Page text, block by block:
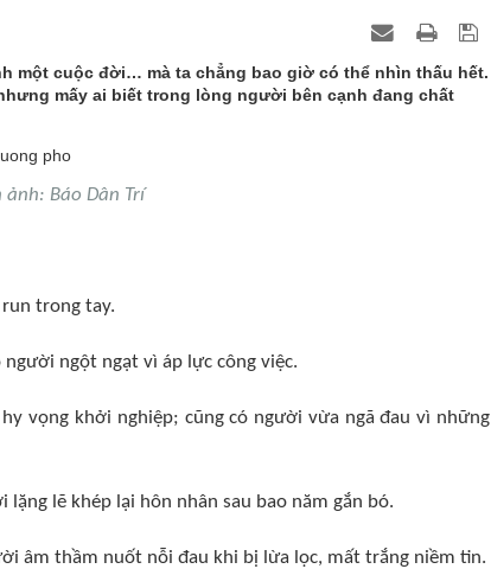
một cuộc đời… mà ta chẳng bao giờ có thể nhìn thấu hết.
mấy ai biết trong lòng người bên cạnh đang chất
Báo Dân Trí
trong tay.
ngột ngạt vì áp lực công việc.
vọng khởi nghiệp; cũng có người vừa ngã đau vì những
lẽ khép lại hôn nhân sau bao năm gắn bó.
âm thầm nuốt nỗi đau khi bị lừa lọc, mất trắng niềm tin.